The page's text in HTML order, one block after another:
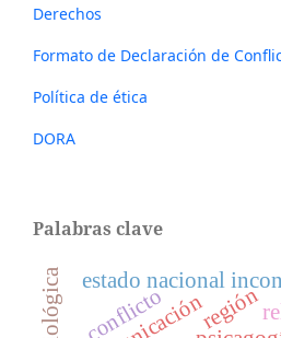
Derechos
Formato de Declaración de
Política de ética
DORA
Palabras clave
estado nacional
conflicto región